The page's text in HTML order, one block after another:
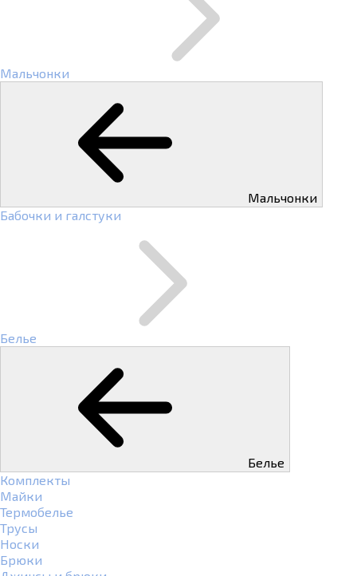
Мальчонки
Мальчонки
Бабочки и галстуки
Белье
Белье
Комплекты
Майки
Термобелье
Трусы
Носки
Брюки